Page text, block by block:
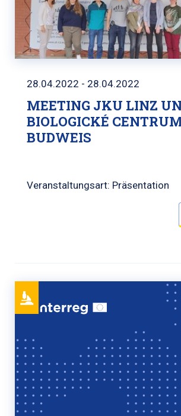
28.04.2022 - 28.04.2022
MEETING JKU LINZ
BIOLOGICKÉ
BUDWEIS
Veranstaltungsart: Präsentation